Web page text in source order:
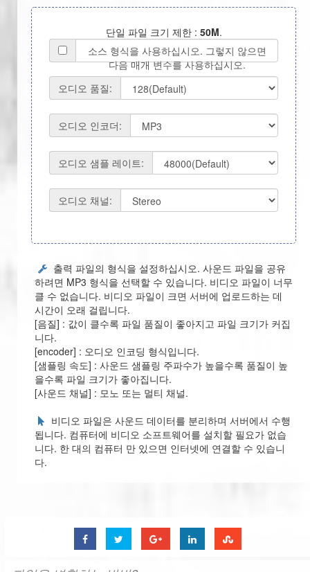
단일 파일 크기 제한 : 50M.
소스 형식을 사용하십시오. 그렇지 않으면
다음 매개 변수를 사용하십시오.
오디오 품질:
오디오 인코더:
오디오 샘플 레이트:
오디오 채널:
출력 파일의 형식을 설정하십시오. 사운드 파일을 공유
하려면 MP3 형식을 선택할 수 있습니다. 비디오 파일이 너무
클 수 없습니다. 비디오 파일이 크면 서버에 업로드하는 데
시간이 오래 걸립니다.
[음질] : 값이 클수록 파일 품질이 좋아지고 파일 크기가 커집
니다.
[encoder] : 오디오 인코딩 형식입니다.
[샘플링 속도] : 사운드 샘플링 주파수가 높을수록 품질이 높
을수록 파일 크기가 좋아집니다.
[사운드 채널] : 모노 또는 멀티 채널.
비디오 파일은 사운드 데이터를 분리하며 서버에서 수행
됩니다. 컴퓨터에 비디오 소프트웨어를 설치할 필요가 없습
니다. 한 대의 컴퓨터 만 있으면 인터넷에 연결할 수 있습니
다.